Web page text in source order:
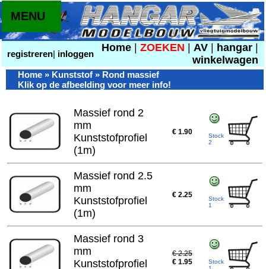
registreren| inloggen
Home ZOEKEN AV hangar
winkelwagen
MENU
Home » Kunststof » Rond massief
Klik op de afbeelding voor meer info!
Massief rond 2
mm
Kunststofprofiel
(1m)
€ 1.90
Stock
2
Massief rond 2.5
mm
Kunststofprofiel
(1m)
€ 2.25
Stock
1
Massief rond 3
mm
Kunststofprofiel
€ 2.25
€ 1.95
Stock